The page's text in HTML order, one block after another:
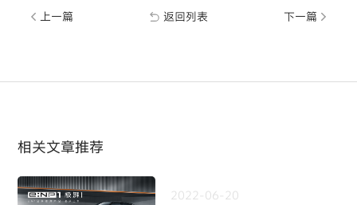
上一篇 返回列表 下一篇
相关文章推荐
2022-06-20